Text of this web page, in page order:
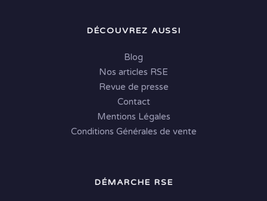
DÉCOUVREZ AUSSI
Blog
Nos articles RSE
Revue de presse
Contact
Mentions Légales
Conditions Générales de vente
DÉMARCHE RSE